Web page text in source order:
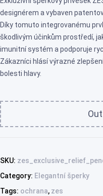
designérem a vybaven
Díky tomuto integrovanému
škodlivým účinkům prostředí,
imunitní systém a podporuje
Zákazníci hlásí výrazné
bolesti hlavy.
SKU:
Category: Elegantní šperky
Tags: ochrana, zes